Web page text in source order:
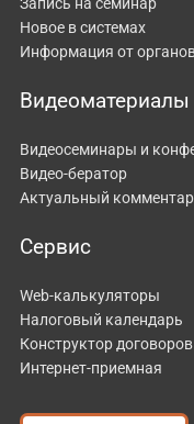
Новое в системах
Информация от
Видеоматериалы
Видеосеминары и
Видео-бератор
Актуальный
Сервис
Web-калькуляторы
Налоговый календарь
Конструктор договоров
Интернет-приемная